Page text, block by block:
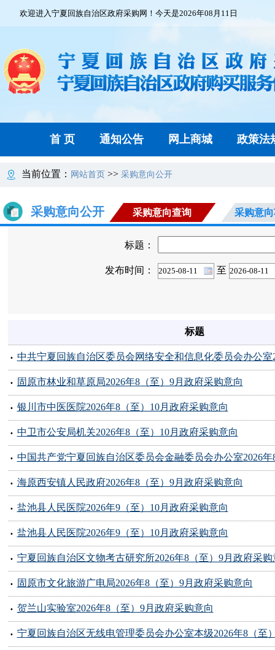
欢迎进入宁夏回族自治区政府采购网！今天是2026年08月11日
首 页 通知公告 网上商城 政策法
当前位置： 网站首页 >> 采购意向公开
采购意向公开 采购意向查询 采购意
标题：
发布时间： 至
标题
固原市林业和草原局2026年8（至）9月政府采购意向
银川市中医医院2026年8（至）10月政府采购意向
中卫市公安局机关2026年8（至）10月政府采购意向
海原西安镇人民政府2026年8（至）9月政府采购意向
盐池县人民医院2026年9（至）10月政府采购意向
盐池县人民医院2026年9（至）10月政府采购意向
宁夏回族自治区文物考古研究所2026年8（至）9月政府采购
固原市文化旅游广电局2026年8（至）9月政府采购意向
贺兰山实验室2026年8（至）9月政府采购意向
宁夏回族自治区无线电管理委员会办公室本级2026年8（至